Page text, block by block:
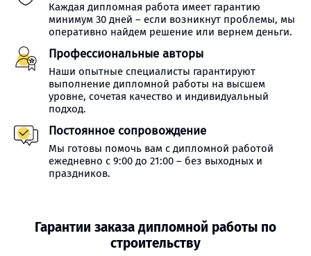
Каждая дипломная работа имеет гарантию
минимум 30 дней – если возникнут проблемы, мы
оперативно найдем решение или вернем деньги.
Профессиональные авторы
Наши опытные специалисты гарантируют
выполнение дипломной работы на высшем
уровне, сочетая качество и индивидуальный
подход.
Постоянное сопровождение
Мы готовы помочь вам с дипломной работой
ежедневно с 9:00 до 21:00 – без выходных и
праздников.
Гарантии заказа дипломной работы по
строительству